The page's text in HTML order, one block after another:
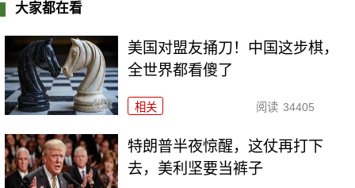
大家都在看
美国对盟友捅刀！中国这步棋，
全世界都看傻了
相关 阅读 34405
特朗普半夜惊醒，这仗再打下
去，美利坚要当裤子